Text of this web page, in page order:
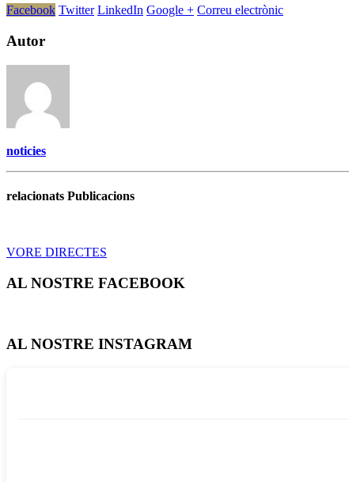
Facebook Twitter LinkedIn Google + Correu electrònic
Autor
noticies
relacionats Publicacions
VORE DIRECTES
AL NOSTRE FACEBOOK
AL NOSTRE INSTAGRAM